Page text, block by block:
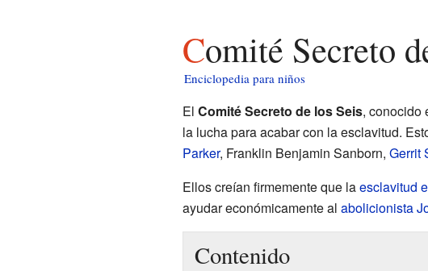
Comité Secreto
Enciclopedia para niños
El Comité Secreto de los Seis, conocido
la lucha para acabar con la esclavitud.
Parker, Franklin Benjamin Sanborn, Gerrit
Ellos creían firmemente que laesclavitud
ayudar económicamente al abolicionista
Contenido